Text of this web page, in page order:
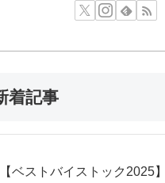
着記事
【ベストバイストック2025